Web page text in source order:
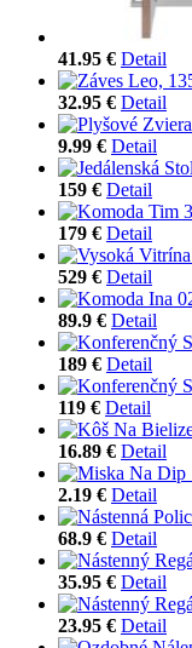
41.95 € Detail
32.95 € Detail
9.99 € Detail
159 € Detail
179 € Detail
529 € Detail
89.9 € Detail
189 € Detail
119 € Detail
16.89 € Detail
2.19 € Detail
68.9 € Detail
35.95 € Detail
23.95 € Detail